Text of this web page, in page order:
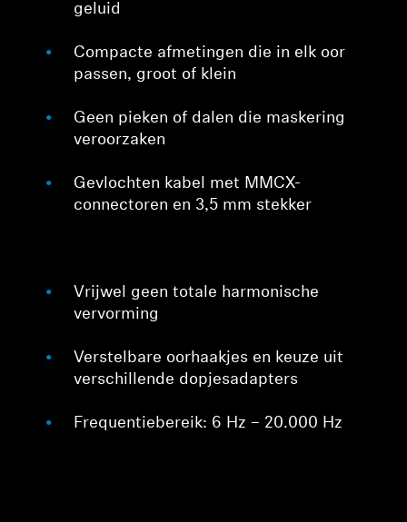
geluid
Compacte afmetingen die in elk oor
passen, groot of klein
Geen pieken of dalen die maskering
veroorzaken
Gevlochten kabel met MMCX-
connectoren en 3,5 mm stekker
Vrijwel geen totale harmonische
vervorming
Verstelbare oorhaakjes en keuze uit
verschillende dopjesadapters
Frequentiebereik: 6 Hz – 20.000 Hz